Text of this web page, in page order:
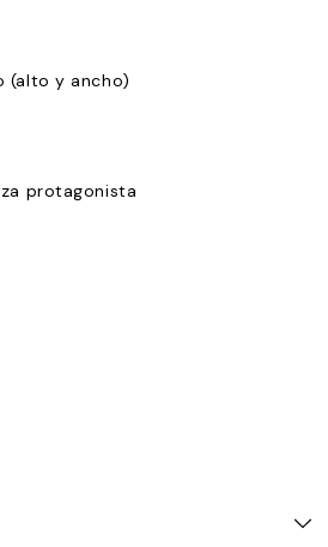
(alto y ancho)
protagonista